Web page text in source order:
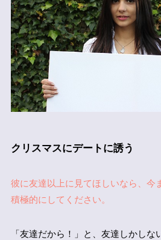
クリスマスにデートに誘う
彼に友達以上に見てほしいなら、今
積極的にしてください。
「友達だから！」と、友達しかし